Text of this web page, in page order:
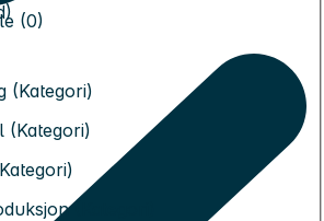
(Kategori)
(Kategori)
(Kategori)
(0)